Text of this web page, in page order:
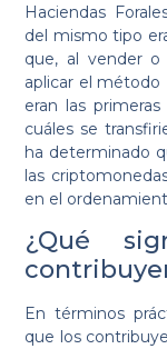
Haciendas
del mismo tipo
que, al vender o
aplicar el método
eran las
cuáles se
ha determinado
las
en el
¿Qué
En términos
que los